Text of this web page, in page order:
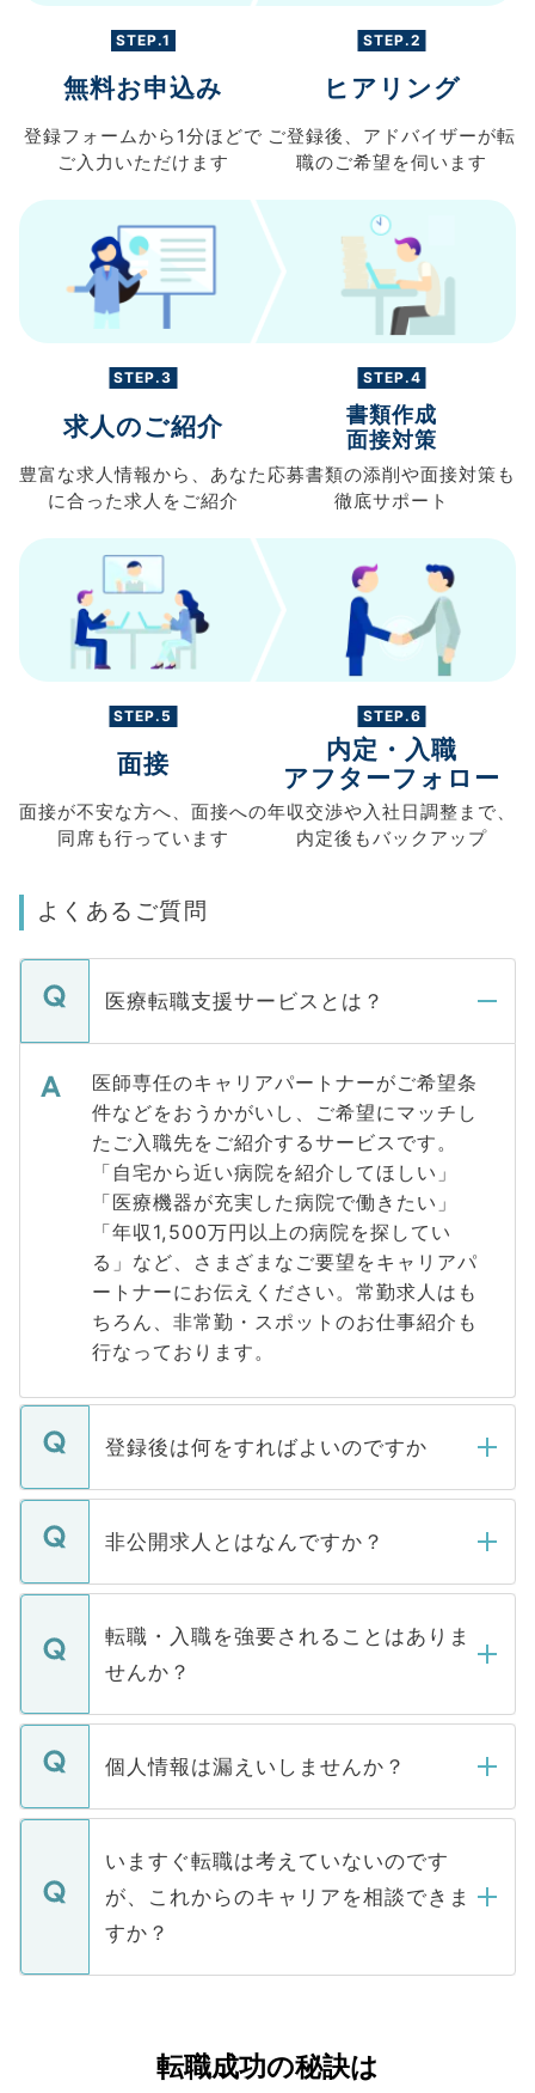
STEP.1
無料お申込み
登録フォームから 1分ほどで
ご入力 いただけます
STEP.2
ヒアリング
ご登録後、 アドバイザーが転
職のご希望を伺います
STEP.3
求人のご紹介
豊富な求人情報から、 あなた
に合った求人を ご紹介
STEP.4
書類作成
面接対策
応募書類の添削や面接対策も
徹底サポート
STEP.5
面接
面接が不安な方へ、 面接への
同席も行っています
STEP.6
内定・入職
アフターフォロー
年収交渉や入社日調整まで、
内定後もバックアップ
よくあるご質問
医療転職支援サービスとは？
医師専任のキャリアパートナーがご希望条
件などをおうかがいし、ご希望にマッチし
たご入職先をご紹介するサービスです。
「自宅から近い病院を紹介してほしい」
「医療機器が充実した病院で働きたい」
「年収1,500万円以上の病院を探してい
る」など、さまざまなご要望をキャリアパ
ートナーにお伝えください。常勤求人はも
ちろん、非常勤・スポットのお仕事紹介も
行なっております。
登録後は何をすればよいのですか
ご登録いただきましたら、弊社担当者がご
登録内容を確認し、その後メールもしくは
ます。通常、5営業日以内にはご連絡をせて
いただきますので、しばらくお待ちくださ
非公開求人とはなんですか？
マイナビDOCTORで取り扱っている求人の
うち約3割は、Webサイトからご覧いただ
けない「非公開求人」です。非公開求人は
下記の理由によって、一般には公開してい
ません。
■応募殺到を避けるため 人気のある医療機
関を公にしてしまうと、応募が殺到する場
に、医療機関が求める条件に合った人材の
みを人材紹介会社に依頼するケースが増え
ています。
転職・入職を強要されることはありま
せんか？
転職・入職を強要することは一切ありませ
ん。また、仮に応募先から内定をいただい
定を承諾する必要はありません。内定先へ
の辞退の連絡はキャリアパートナーが行い
個人情報は漏えいしませんか？
個人情報が漏えいすることはありませんの
で、ご安心ください。当サイトからの登録
などで収集したご登録者様の個人情報は、
ご本人のキャリアアップおよび転職活動の
支援を目的に使用いたします。お預かりし
ているすべての個人データはご本人の許可
は、個人情報の取り扱いについての厳密な
いますぐ転職は考えていないのです
が、これからのキャリアを相談できま
すか？
かがいして、現在の医療機関の状況や紹介
経験をまじえながら、適切なアドバイスを
転職成功の秘訣は